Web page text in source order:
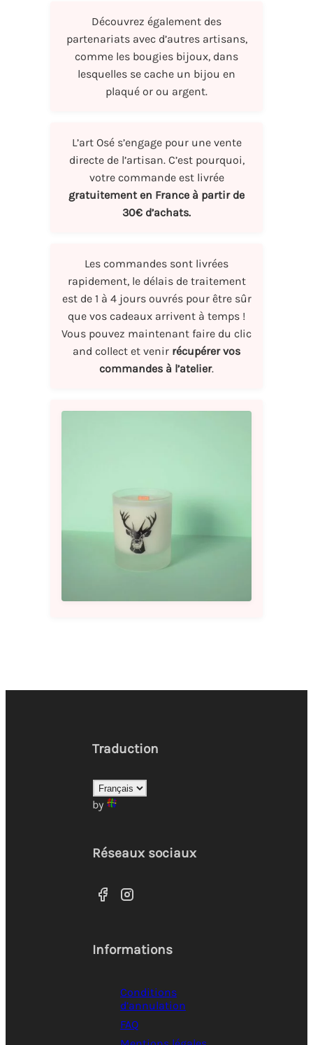
Découvrez également des
partenariats avec d’autres artisans,
comme les bougies bijoux, dans
lesquelles se cache un bijou en
plaqué or ou argent.
L’art Osé s’engage pour une vente
directe de l’artisan. C’est pourquoi,
votre commande est livrée
gratuitement en France à partir de
30€ d’achats.
Les commandes sont livrées
rapidement, le délais de traitement
est de 1 à 4 jours ouvrés pour être sûr
que vos cadeaux arrivent à temps !
Vous pouvez maintenant faire du clic
and collect et venir récupérer vos
commandes à l’atelier.
Traduction
by
Réseaux sociaux
Informations
Conditions
d’annulation
FAQ